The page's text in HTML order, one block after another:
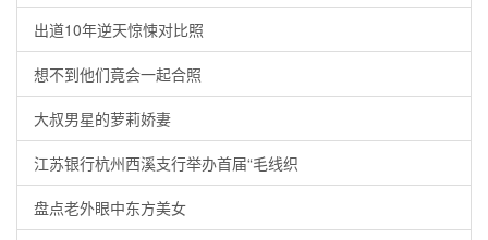
出道10年逆天惊悚对比照
想不到他们竟会一起合照
大叔男星的萝莉娇妻
江苏银行杭州西溪支行举办首届“毛线织
盘点老外眼中东方美女